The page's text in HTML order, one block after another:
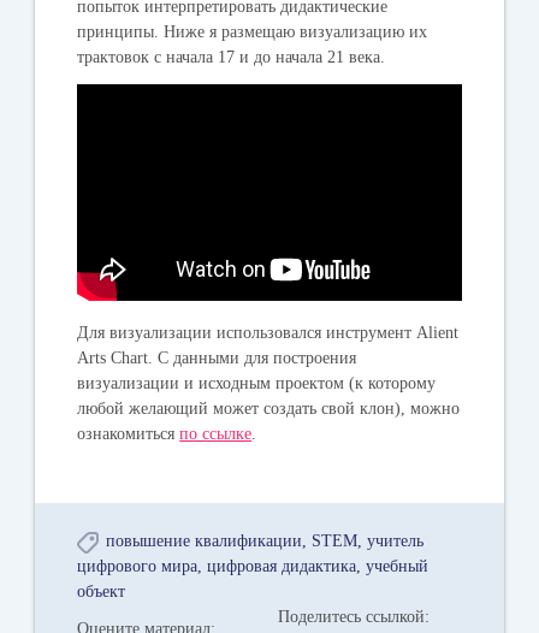
попыток интерпретировать дидактические
принципы. Ниже я размещаю визуализацию их
трактовок с начала 17 и до начала 21 века.
Для визуализации использовался инструмент Alient
Arts Chart. С данными для построения
визуализации и исходным проектом (к которому
любой желающий может создать свой клон), можно
ознакомитьсяпо ссылке.
повышение квалификации STEM учитель
цифрового мира цифровая дидактика учебный
объект
Оцените материал:
Поделитесь ссылкой: